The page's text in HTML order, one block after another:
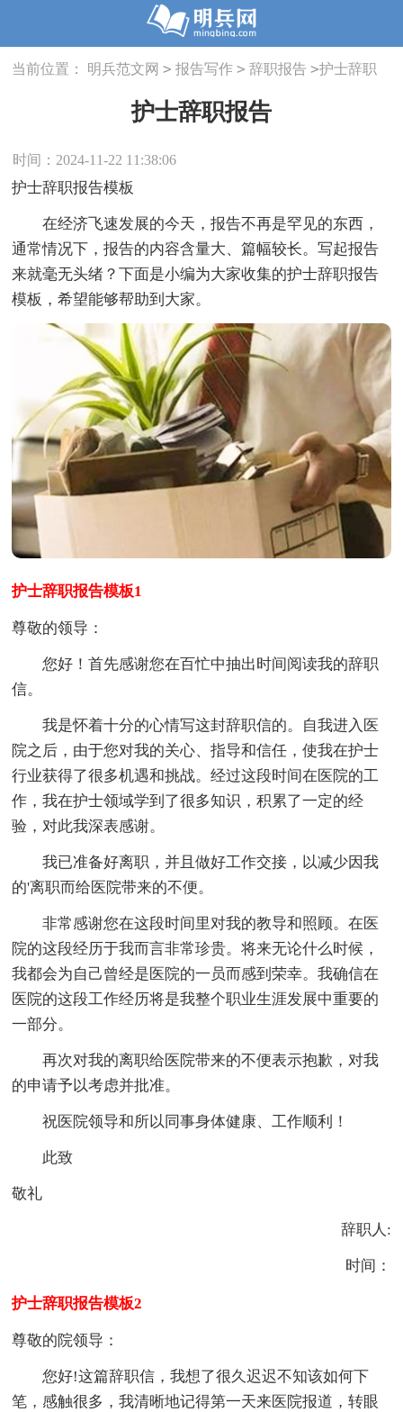
当前位置： 明兵范文网 > 报告写作 > 辞职报告 >护士辞职
护士辞职报告
时间：2024-11-22 11:38:06
护士辞职报告模板
在经济飞速发展的今天，报告不再是罕见的东西，
通常情况下，报告的内容含量大、篇幅较长。写起报告
来就毫无头绪？下面是小编为大家收集的护士辞职报告
模板，希望能够帮助到大家。
护士辞职报告模板1
尊敬的领导：
您好！首先感谢您在百忙中抽出时间阅读我的辞职
信。
我是怀着十分的心情写这封辞职信的。自我进入医
院之后，由于您对我的关心、指导和信任，使我在护士
行业获得了很多机遇和挑战。经过这段时间在医院的工
作，我在护士领域学到了很多知识，积累了一定的经
验，对此我深表感谢。
我已准备好离职，并且做好工作交接，以减少因我
的'离职而给医院带来的不便。
非常感谢您在这段时间里对我的教导和照顾。在医
院的这段经历于我而言非常珍贵。将来无论什么时候，
我都会为自己曾经是医院的一员而感到荣幸。我确信在
医院的这段工作经历将是我整个职业生涯发展中重要的
一部分。
再次对我的离职给医院带来的不便表示抱歉，对我
的申请予以考虑并批准。
祝医院领导和所以同事身体健康、工作顺利！
此致
敬礼
辞职人:
时间：
护士辞职报告模板2
尊敬的院领导：
您好!这篇辞职信，我想了很久迟迟不知该如何下
笔，感触很多，我清晰地记得第一天来医院报道，转眼